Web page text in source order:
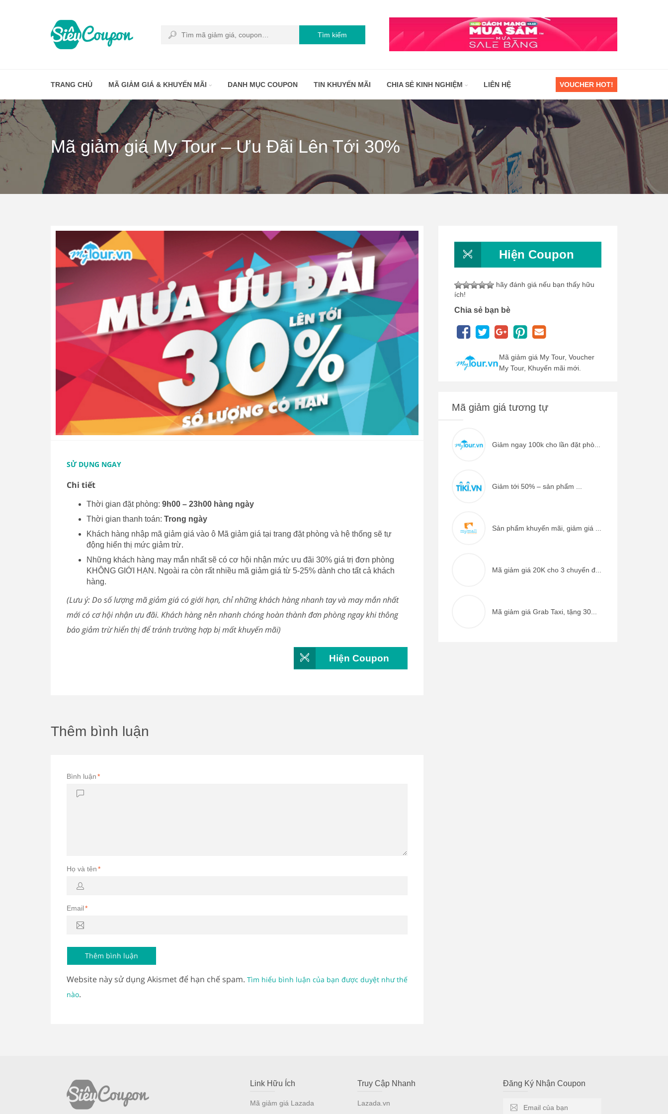
Tìm kiếm
TRANG CHỦ MÃ GIẢM GIÁ & KHUYẾN MÃI DANH MỤC COUPON TIN KHUYẾN MÃI CHIA SẺ KINH NGHIỆM LIÊN HỆ VOUCHER HOT!
Mã giảm giá My Tour – Ưu Đãi Lên Tới 30%
SỬ DỤNG NGAY
Chi tiết
Thời gian đặt phòng: 9h00 – 23h00 hàng ngày
Thời gian thanh toán: Trong ngày
Khách hàng nhập mã giảm giá vào ô Mã giảm giá tại trang đặt phòng và hệ thống sẽ tự
động hiển thị mức giảm trừ.
Những khách hàng may mắn nhất sẽ có cơ hội nhận mức ưu đãi 30% giá trị đơn phòng
KHÔNG GIỚI HẠN. Ngoài ra còn rất nhiều mã giảm giá từ 5-25% dành cho tất cả khách
hàng.
(Lưu ý: Do số lượng mã giảm giá có giới hạn, chỉ những khách hàng nhanh tay và may mắn nhất
mới có cơ hội nhận ưu đãi. Khách hàng nên nhanh chóng hoàn thành đơn phòng ngay khi thông
báo giảm trừ hiển thị để tránh trường hợp bị mất khuyến mãi)
Hiện Coupon
Thêm bình luận
Bình luận*
Họ và tên*
Email*
Website này sử dụng Akismet để hạn chế spam. Tìm hiểu bình luận của bạn được duyệt như thế
nào.
Hiện Coupon
hãy đánh giá nếu bạn thấy hữu
ích!
Chia sẻ bạn bè
Mã giảm giá My Tour, Voucher
My Tour, Khuyến mãi mới.
Mã giảm giá tương tự
Giảm ngay 100k cho lần đặt phò...
Giảm tới 50% – sản phẩm ...
Sản phẩm khuyến mãi, giảm giá ...
Mã giảm giá 20K cho 3 chuyến đ...
Mã giảm giá Grab Taxi, tặng 30...
Link Hữu Ích
Mã giảm giá Lazada
Truy Cập Nhanh
Lazada.vn
Đăng Ký Nhận Coupon